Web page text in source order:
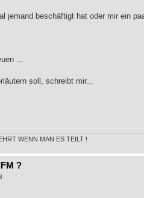
jemand beschäftigt hat oder mir ein
...
soll, schreibt mir...
WENN MAN ES TEILT !
?